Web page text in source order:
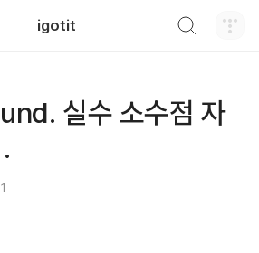
igotit
실수 소수점 자